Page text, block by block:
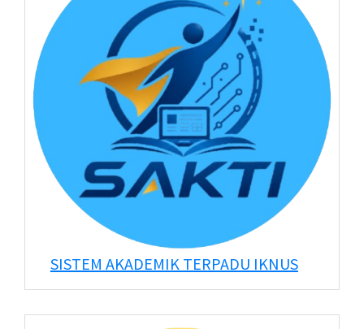
SISTEM AKADEMIK TERPADU IKNUS